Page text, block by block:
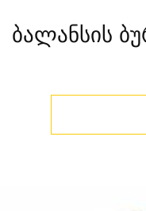
ბალანსის